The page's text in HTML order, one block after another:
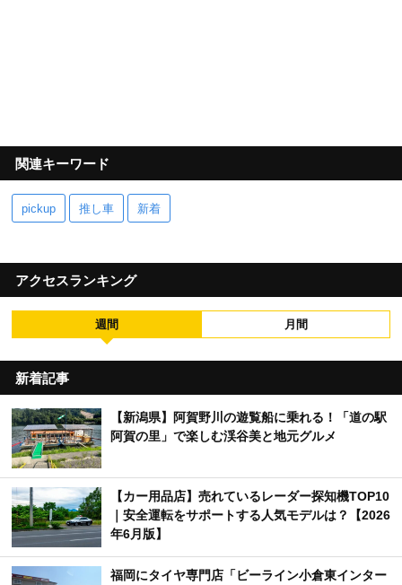
関連キーワード
pickup 推し車 新着
アクセスランキング
週間 月間
新着記事
【新潟県】阿賀野川の遊覧船に乗れる！「道の駅
阿賀の里」で楽しむ渓谷美と地元グルメ
【カー用品店】売れているレーダー探知機TOP10
｜安全運転をサポートする人気モデルは？【2026
年6月版】
福岡にタイヤ専門店「ビーライン小倉東インター